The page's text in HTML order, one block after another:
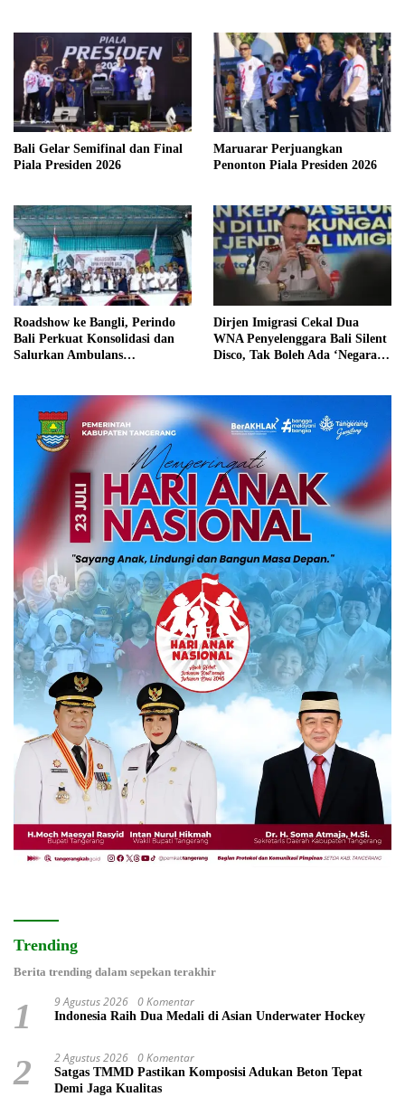
Bali Gelar Semifinal dan Final
Piala Presiden 2026
Maruarar Perjuangkan
Penonton Piala Presiden 2026
Roadshow ke Bangli, Perindo
Bali Perkuat Konsolidasi dan
Salurkan Ambulans
Dirjen Imigrasi Cekal Dua
WNA Penyelenggara Bali Silent
Disco, Tak Boleh Ada ‘Negara
Trending
Berita trending dalam sepekan terakhir
1 9 Agustus 2026 0 Komentar
Indonesia Raih Dua Medali di Asian Underwater Hockey
2 2 Agustus 2026 0 Komentar
Satgas TMMD Pastikan Komposisi Adukan Beton Tepat
Demi Jaga Kualitas